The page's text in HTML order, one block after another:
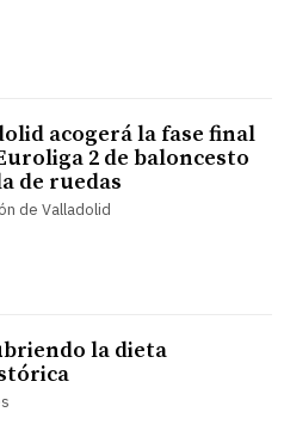
acogerá la fase final
2 de baloncesto
de ruedas
de Valladolid
la dieta